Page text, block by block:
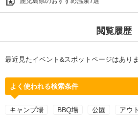
閲覧履歴
最近見たイベント&スポットページはありま
よく使われる検索条件
キャンプ場 BBQ場 公園 アウ